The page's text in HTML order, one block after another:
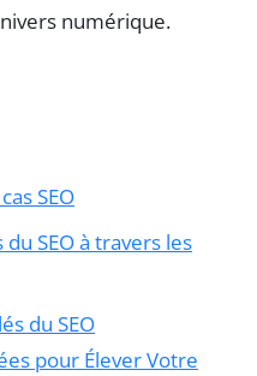
numérique.
SEO
SEO à travers les
du SEO
pour Élever Votre